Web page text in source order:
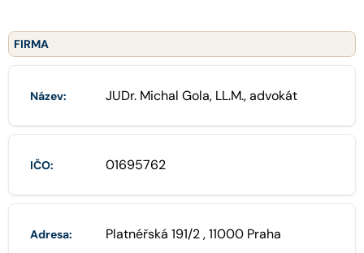
PRO VEŘEJNOST
FIRMA
Název: JUDr. Michal Gola, LL.M., advokát
IČO: 01695762
Adresa: Platnéřská 191/2 , 11000 Praha